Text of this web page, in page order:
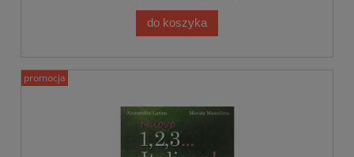
do koszyka
promocja